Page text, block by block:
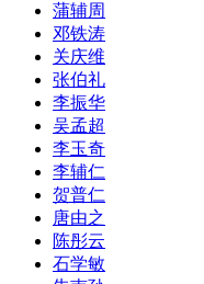
蒲辅周
邓铁涛
关庆维
张伯礼
李振华
吴孟超
李玉奇
李辅仁
贺普仁
唐由之
陈彤云
石学敏